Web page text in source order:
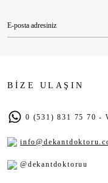
BİZE ULAŞIN
0 (531) 831 75 70 -
@dekantdoktoruu